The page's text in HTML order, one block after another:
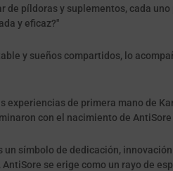
de píldoras y suplementos, cada
y eficaz?"
y sueños compartidos, lo
experiencias de primera mano de
con el nacimiento de
un símbolo de dedicación,
se erige como un rayo de